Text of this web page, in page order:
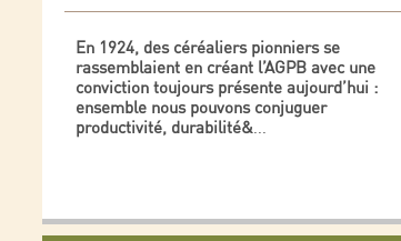
En 1924, des céréaliers pionniers se
rassemblaient en créant l’AGPB avec une
conviction toujours présente aujourd’hui :
ensemble nous pouvons conjuguer
productivité, durabilité&...